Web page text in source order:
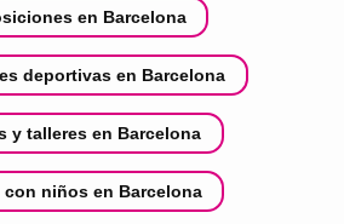
en Barcelona
deportivas en Barcelona
y talleres en Barcelona
con niños en Barcelona